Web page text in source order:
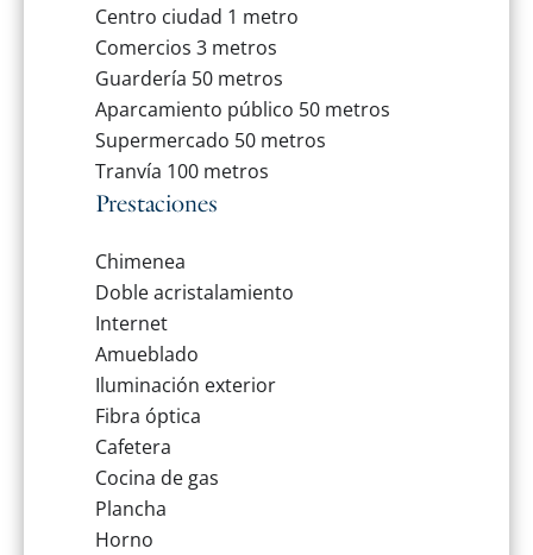
Centro ciudad 1 metro
Comercios 3 metros
Guardería 50 metros
Aparcamiento público 50 metros
Supermercado 50 metros
Tranvía 100 metros
Prestaciones
Chimenea
Doble acristalamiento
Internet
Amueblado
Iluminación exterior
Fibra óptica
Cafetera
Cocina de gas
Plancha
Horno